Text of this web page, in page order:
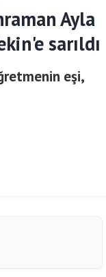
Ayla
sarıldı
eşi,